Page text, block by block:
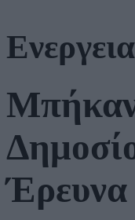
Μπήκαν
Έρευνα